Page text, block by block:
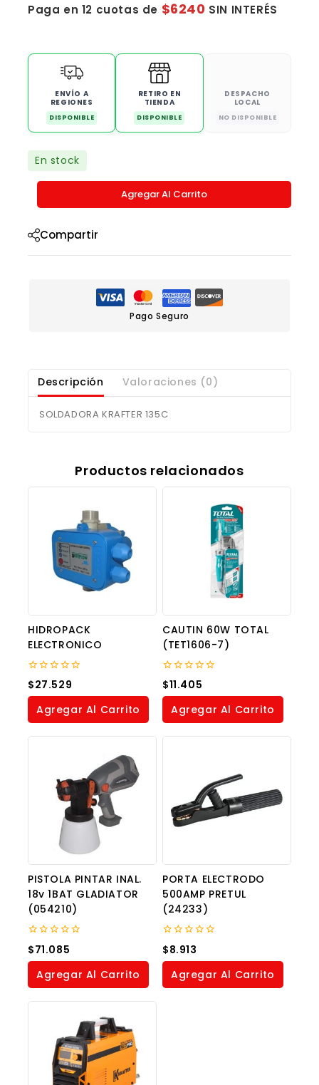
Paga en 12 cuotas de $6240 SIN INTERÉS
ENVÍO A
REGIONES
DISPONIBLE
RETIRO EN
TIENDA
DISPONIBLE
DESPACHO
LOCAL
NO DISPONIBLE
En stock
Agregar Al Carrito
Compartir
Pago Seguro
Descripción Valoraciones (0)
SOLDADORA KRAFTER 135C
Productos relacionados
HIDROPACK
ELECTRONICO
0
out
of
$27.529
Agregar Al Carrito
CAUTIN 60W TOTAL
(TET1606-7)
0
out
of
$11.405
Agregar Al Carrito
PISTOLA PINTAR INAL.
18v 1BAT GLADIATOR
(054210)
0
out
of
$71.085
Agregar Al Carrito
PORTA ELECTRODO
500AMP PRETUL
(24233)
0
out
of
$8.913
Agregar Al Carrito